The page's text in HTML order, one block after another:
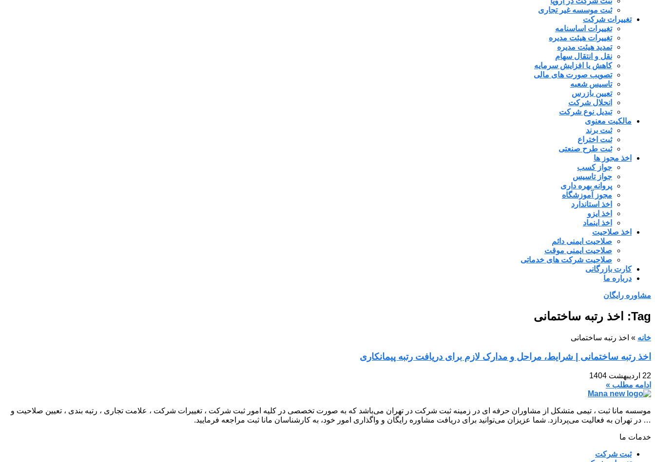
ثبت موسسه غیر تجاری
تغییرات شرکت
تغییرات اساسنامه
تغییرات هیئت مدیره
تمدید هیئت مدیره
نقل و انتقال سهام
کاهش یا افزایش سرمایه
تصویب صورت های مالی
تاسیس شعبه
تعیین بازرس
انحلال شرکت
تبدیل نوع شرکت
مالکیت معنوی
ثبت برند
ثبت اختراع
ثبت طرح صنعتی
اخذ مجوز ها
جواز کسب
جواز تاسیس
پروانه بهره داری
مجوز آموزشگاه
اخذ استاندارد
اخذ ایزو
اخذ اینماد
اخذ صلاحیت
صلاحیت ایمنی دائم
صلاحیت ایمنی موقت
صلاحیت شرکت های خدماتی
کارت بازرگانی
درباره ما
مشاوره رایگان
Tag: اخذ رتبه ساختمانی
خانه » اخذ رتبه ساختمانی
اخذ رتبه ساختمانی | شرایط، مراحل و مدارک لازم برای دریافت رتبه پیمانکاری
22 اردیبهشت 1404
ادامه مطلب »
موسسه مانا ثبت ، تیمی متشکل از مشاوران حرفه ای در زمینه ثبت شرکت در تهران می‌باشد که به صورت تخصصی در کلیه امور ثبت شرکت ، تغییرات شرکت ، علامت تجاری ، رتبه بندی ، تعیین صلاحیت و
… در تهران به فعالیت می‌پردازد. شما عزیزان می‌توانید برای دریافت مشاوره رایگان و واگذاری امور خود، به کارشناسان مانا ثبت مراجعه فرمایید.
خدمات ما
ثبت شرکت